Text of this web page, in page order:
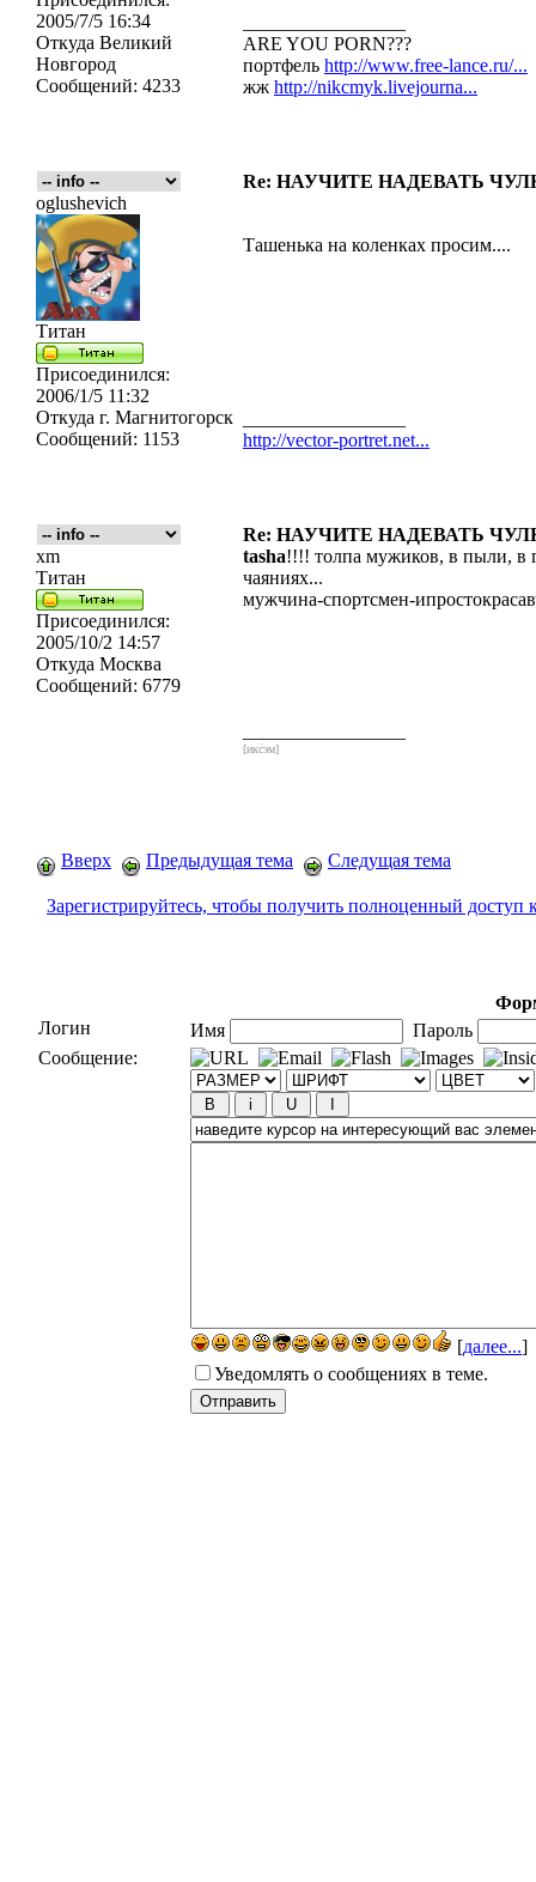
2005/7/5 16:34
Откуда Великий
Новгород
Сообщений: 4233
ARE YOU PORN???
портфель http://www.free-lance.ru/...
жж http://nikcmyk.livejourna...
Re: НАУЧИТЕ НАДЕВАТЬ
oglushevich
Титан
Присоединился:
2006/1/5 11:32
Откуда г. Магнитогорск
Сообщений: 1153
Ташенька на коленках просим....
http://vector-portret.net...
Re: НАУЧИТЕ НАДЕВАТЬ
xm
Титан
Присоединился:
2005/10/2 14:57
Откуда Москва
Сообщений: 6779
tasha!!!! толпа мужиков, в пыли, в
чаяниях...
мужчина-спортсмен-
[икс́эм]
Вверх Предыдущая тема Следущая тема
Зарегистрируйтесь, чтобы получить полноценный доступ
Логин
Имя
Пароль
Сообщение:
[далее...]
Уведомлять о сообщениях в теме.